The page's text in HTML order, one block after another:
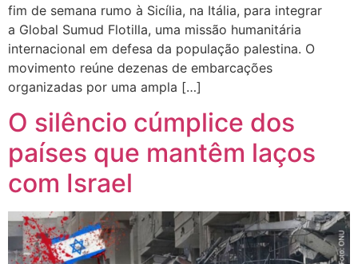
fim de semana rumo à Sicília, na Itália, para integrar
a Global Sumud Flotilla, uma missão humanitária
internacional em defesa da população palestina. O
movimento reúne dezenas de embarcações
organizadas por uma ampla […]
O silêncio cúmplice dos
países que mantêm laços
com Israel